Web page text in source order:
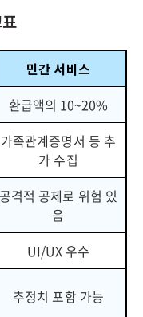
민간 서비스
환급액의 10~20%
가족관계증명서 등 추
가 수집
공격적 공제로 위험 있
음
UI/UX 우수
추정치 포함 가능